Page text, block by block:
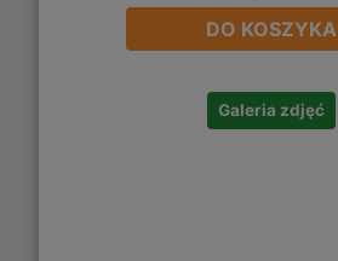
DO KOSZYKA
Galeria zdjęć